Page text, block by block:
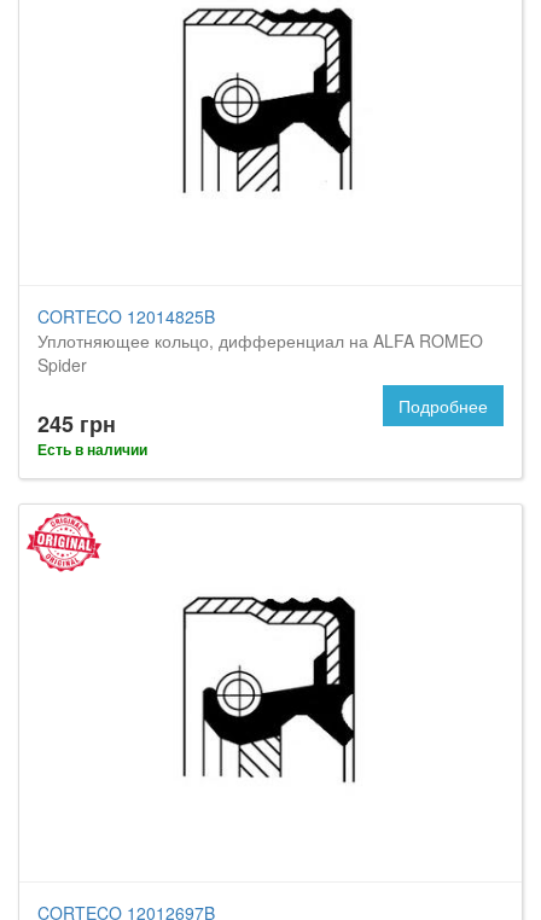
CORTECO 12014825B
Уплотняющее кольцо, дифференциал на ALFA ROMEO
Spider
245 грн
Есть в наличии
Подробнее
CORTECO 12012697B